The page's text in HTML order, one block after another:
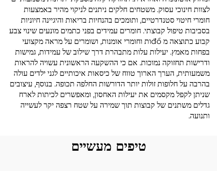
לצוות חינוכי עסוק. משטחים חלקים ניתנים לניקוי מהיר באמצעות
חומרי חיטוי סטנדרטיים, ותומכים בהנחיות בריאות והיגיינה חיוניות
בסביבות טיפול קבוצתי. חומרים עמידים בפני כתמים מונעים שינוי צבע
קבוע כתוצאה מ đổות וחומרי אומנות, ושומרים על מראה מקצועי
בפחות מאמץ. יעילות עלות מתבהרת דרך שילוב של עמידות, גמישות
ודרישות תחזוקה נמוכות. אם כי ההשקעה הראשונית עשויה להראות
משמעותית, הערך הארוך טווח של כיסאות איכותיים לגני ילדים עולה
בהרבה על חלופות זולות יותר הדורשות החלפה תכופה. בנוסף, עיצובים
שניתן לקפל מקסמים את יעילות האחסון, ומאפשרים לכיתות לארח
גדלים משתנים של קבוצות תוך שמירה על שטח רצפה יקר לעשייה
ותנועה.
טיפים מעשיים